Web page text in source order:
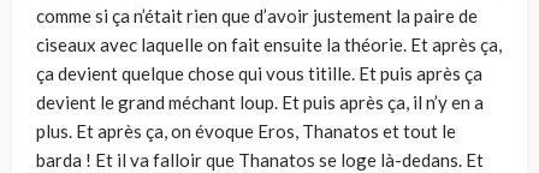
comme si ça n’était rien que d’avoir justement la paire de
ciseaux avec laquelle on fait ensuite la théorie. Et après ça,
ça devient quelque chose qui vous titille. Et puis après ça
devient le grand méchant loup. Et puis après ça, il n’y en a
plus. Et après ça, on évoque Eros, Thanatos et tout le
barda ! Et il va falloir que Thanatos se loge là-dedans. Et